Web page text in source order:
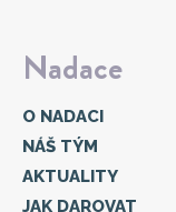
Nadace
O NADACI
NÁŠ TÝM
AKTUALITY
JAK DAROVAT